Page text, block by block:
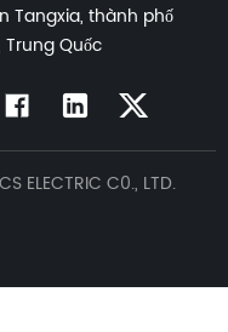
Tangxia, thành phố
Quốc
ELECTRIC C0., LTD.